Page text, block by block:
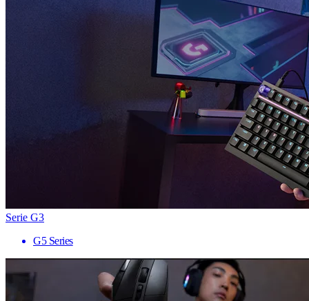
Serie G3
G5 Series